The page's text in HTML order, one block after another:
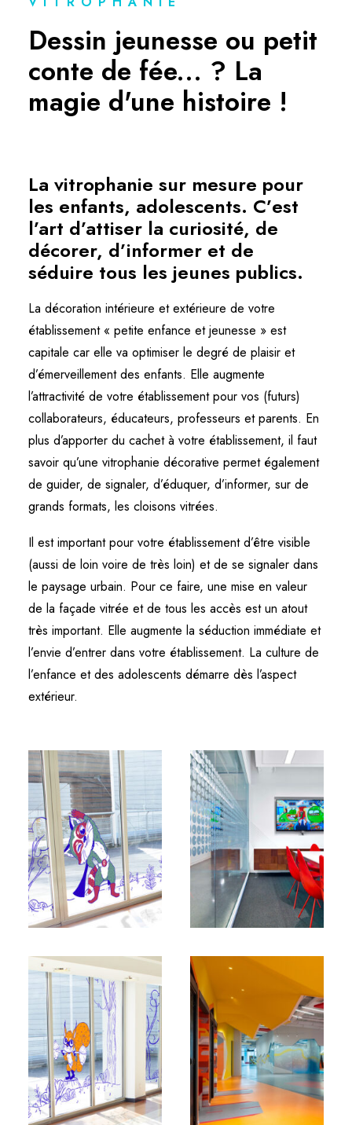
Dessin jeunesse ou petit
conte de fée... ? La
magie d'une histoire !
La vitrophanie sur mesure pour
les enfants, adolescents. C’est
l’art d’attiser la curiosité, de
décorer, d’informer et de
séduire tous les jeunes publics.
La décoration intérieure et extérieure de votre
établissement « petite enfance et jeunesse » est
capitale car elle va optimiser le degré de plaisir et
d’émerveillement des enfants. Elle augmente
l’attractivité de votre établissement pour vos (futurs)
collaborateurs, éducateurs, professeurs et parents. En
plus d’apporter du cachet à votre établissement, il faut
savoir qu’une vitrophanie décorative permet également
de guider, de signaler, d’éduquer, d’informer, sur de
grands formats, les cloisons vitrées.
Il est important pour votre établissement d’être visible
(aussi de loin voire de très loin) et de se signaler dans
le paysage urbain. Pour ce faire, une mise en valeur
de la façade vitrée et de tous les accès est un atout
très important. Elle augmente la séduction immédiate et
l’envie d’entrer dans votre établissement. La culture de
l’enfance et des adolescents démarre dès l’aspect
extérieur.